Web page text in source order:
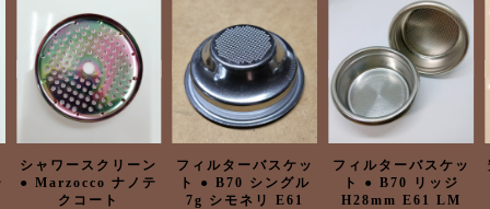
シャワースクリーン
● Marzocco ナノテ
クコート
フィルターバスケッ
ト ● B70 シングル
7g シモネリ E61
フィルターバスケッ
ト ● B70 リッジ
H28mm E61 LM